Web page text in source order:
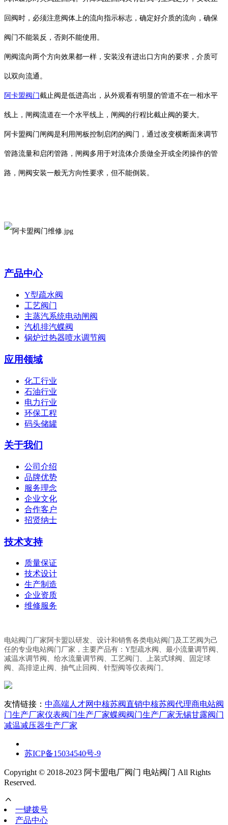
回阀时，必须注意阀体上的流向指示标志，确定好介质的流向，确保
阀门不能装反，否则不能使用。
闸阀流向两个方向效果都一样，安装没有进出口方向的要求，介质可
以双向流通。
阿卡盟阀门截止阀是低进高出，从外观看有明显的管道不在一相水平
线上，闸阀流道在一个水平线上，闸阀的行程比截止阀的要大。
阿卡盟阀门闸阀是利用闸板控制启闭的阀门，通过改变横断面来调节
管路流量和启闭管路，闸阀多用于对流体介质做全开或全闭操作的管
路，闸阀安装一般无方向性要求，但不能倒装。
产品中心
Y型疏水阀
工艺阀门
主蒸汽系统电动闸阀
汽机排汽蝶阀
锅炉过热器喷水调节阀
应用领域
化工行业
石油行业
电力行业
环保工程
码头储罐
关于我们
公司介绍
品牌优势
服务理念
企业文化
合作客户
招贤纳士
技术支持
质量保证
技术设计
生产制造
企业资质
维修服务
电站阀门厂家阿卡盟以研发、设计和销售各类电站阀门及工艺阀为己
任的专业电站阀门厂家，主要产品有：Y型疏水阀、最小流量调节阀、
减温水调节阀、给水流量调节阀、工艺阀门、上装式球阀、固定球
阀、高排逆止阀、抽气止回阀、针型阀等仪表阀门。
友情链接： 中高端人才网中核苏阀直销中核苏阀代理商电站阀
门生产厂家仪表阀门生产厂家蝶阀阀门生产厂家无锡甘露阀门
减温减压器生产厂家
苏ICP备15034540号-9
Copyright © 2018-2023 阿卡盟电厂阀门 电站阀门 All Rights
Reserved.
一键拨号
产品中心